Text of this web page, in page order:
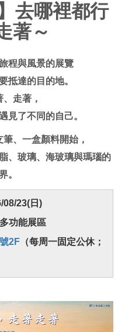
去哪裡都行
著～
程與風景的展覽
抵達的目的地。
走著，
見了不同的自己。
、一盒顏料開始，
、玻璃、海玻璃與瑪瑙的
。
08/23(日)
功能展區
2F （每周一固定公休；